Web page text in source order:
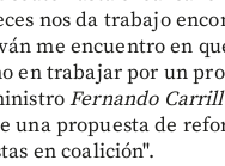
nos da trabajo
me encuentro en
en trabajar por un
Fernando
una propuesta de
en coalición".